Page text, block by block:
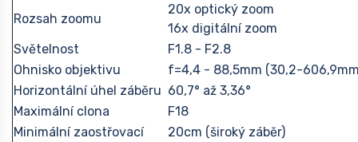
Rozsah zoomu
20x optický zoom
16x digitální zoom
Světelnost
F1.8 - F2.8
Ohnisko objektivu
f=4,4 - 88,5mm (30,2-
Horizontální úhel záběru 60,7° až 3,36°
Maximální clona
F18
Minimální zaostřovací
20cm (široký záběr)